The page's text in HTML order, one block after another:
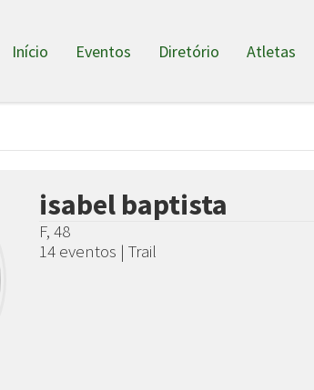
Início Eventos Diretório Atletas
isabel baptista
F, 48
14 eventos | Trail